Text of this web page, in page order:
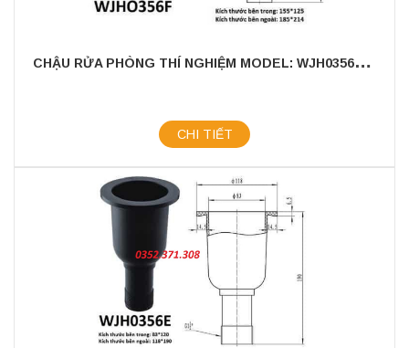
C
HẬU RỬA PHÒNG THÍ NGHIỆM MODEL: WJH0356F - CHẤT LIỆU NHỰA PP CAO CẤP
CHI TIẾT